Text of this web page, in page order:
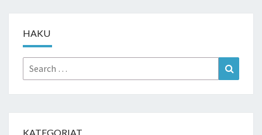
HAKU
Search
for:
KATEGORIAT